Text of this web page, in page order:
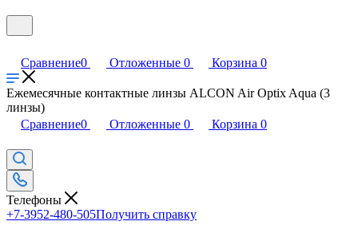
Сравнение0 Отложенные 0 Корзина 0
Ежемесячные контактные линзы ALCON Air Optix Aqua (3
линзы)
Сравнение0 Отложенные 0 Корзина 0
Телефоны
+7-3952-480-505Получить справку